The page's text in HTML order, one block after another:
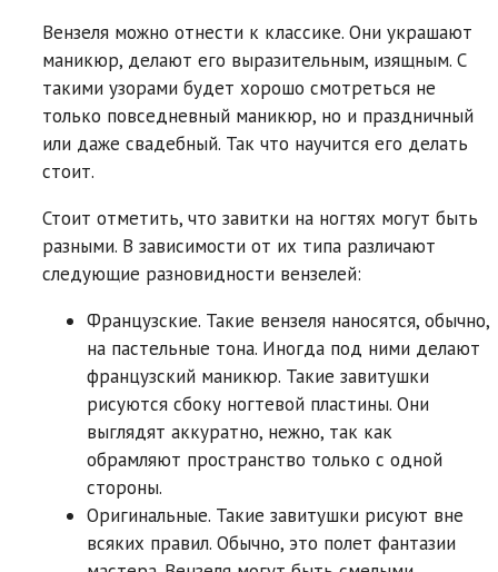
Вензеля можно отнести к классике. Они украшают
маникюр, делают его выразительным, изящным. С
такими узорами будет хорошо смотреться не
только повседневный маникюр, но и праздничный
или даже свадебный. Так что научится его делать
стоит.
Стоит отметить, что завитки на ногтях могут быть
разными. В зависимости от их типа различают
следующие разновидности вензелей:
Французские. Такие вензеля наносятся, обычно,
на пастельные тона. Иногда под ними делают
французский маникюр. Такие завитушки
рисуются сбоку ногтевой пластины. Они
выглядят аккуратно, нежно, так как
обрамляют пространство только с одной
стороны.
Оригинальные. Такие завитушки рисуют вне
всяких правил. Обычно, это полет фантазии